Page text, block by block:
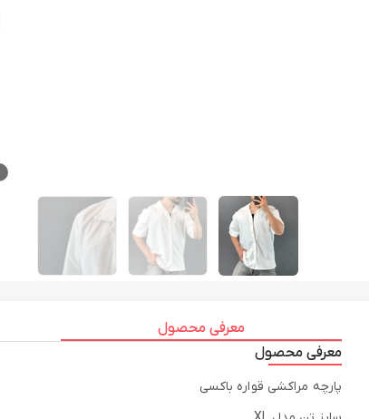
معرفی محصول
معرفی محصول
پارچه مراکشی قواره باکسی